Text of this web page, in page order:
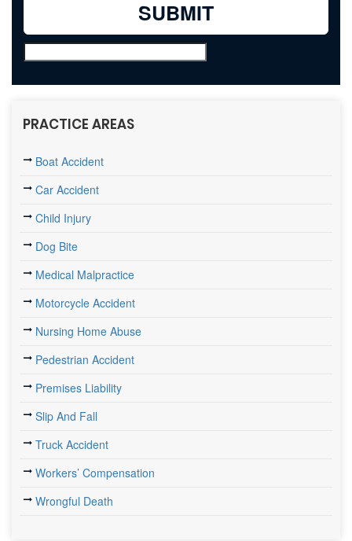
PRACTICE AREAS
Boat Accident
Car Accident
Child Injury
Dog Bite
Medical Malpractice
Motorcycle Accident
Nursing Home Abuse
Pedestrian Accident
Premises Liability
Slip And Fall
Truck Accident
Workers’ Compensation
Wrongful Death